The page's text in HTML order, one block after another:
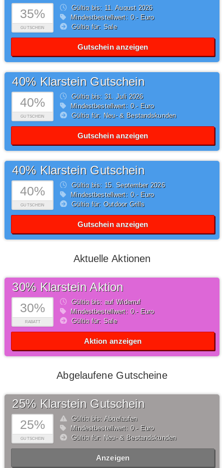
35%
GUTSCHEIN
Gültig bis: 11.August2026
Mindestbestellwert: 0,- Euro
Gültig für: Sale
Gutschein anzeigen
40%
GUTSCHEIN
40% Klarstein Gutschein
Gültig bis: 31.Juli2026
Mindestbestellwert: 0,- Euro
Gültig für: Neu- & Bestandskunden
Gutschein anzeigen
40%
GUTSCHEIN
40% Klarstein Gutschein
Gültig bis: 15.September2026
Mindestbestellwert: 0,- Euro
Gültig für: Outdoor Grills
Gutschein anzeigen
Aktuelle Aktionen
30%
RABATT
30% Klarstein Aktion
Gültig bis: auf Widerruf
Mindestbestellwert: 0,- Euro
Gültig für: Sale
Aktion anzeigen
Abgelaufene Gutscheine
25%
GUTSCHEIN
25% Klarstein Gutschein
Gültig bis: Abgelaufen
Mindestbestellwert: 0,- Euro
Gültig für: Neu- & Bestandskunden
Anzeigen